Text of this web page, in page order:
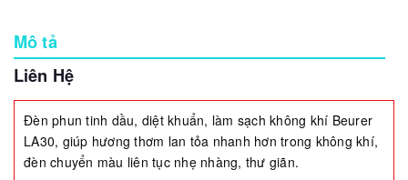
Mô tả
Liên Hệ
Đèn phun tinh dầu, diệt khuẩn, làm sạch không khí Beurer
LA30, giúp hương thơm lan tỏa nhanh hơn trong không khí,
đèn chuyển màu liên tục nhẹ nhàng, thư giãn.